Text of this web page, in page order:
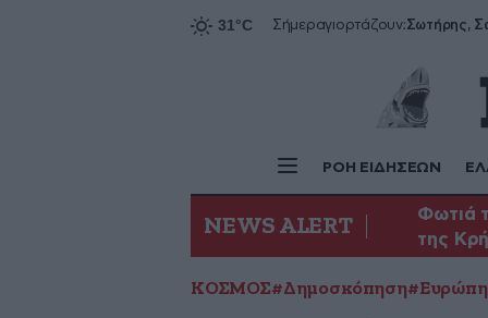
Σήμεραγιορτάζουν:
ΡΟΗ ΕΙΔΗΣΕΩΝ
NEWS ALERT
Φωτιά
της
ΚΟΣΜΟΣ#Δημοσκόπηση#Ευρώπη